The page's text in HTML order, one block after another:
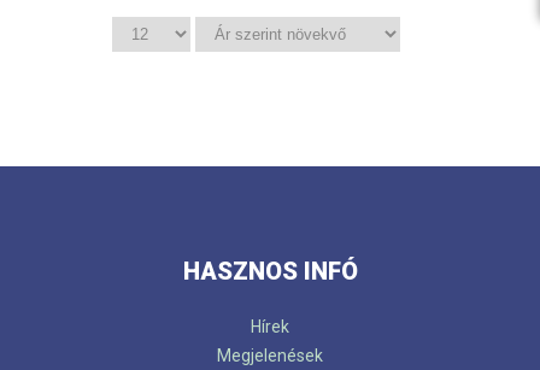
HASZNOS INFÓ
Hírek
Megjelenések